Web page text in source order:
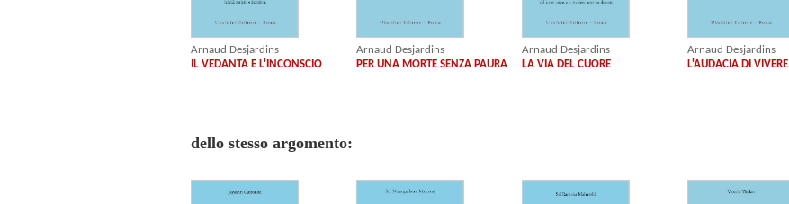
Arnaud Desjardins
IL VEDANTA E L'INCONSCIO
Arnaud Desjardins
PER UNA MORTE SENZA PAURA
Arnaud Desjardins
LA VIA DEL CUORE
Arnaud Desjardins
L'AUDACIA DI VIVERE
dello stesso argomento: